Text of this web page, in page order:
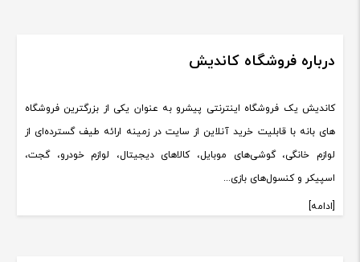
درباره فروشگاه کاندیش
کاندیش یک فروشگاه اینترنتی پیشرو به عنوان یکی از بزرگترین فروشگاه
های بانه با قابلیت خرید آنلاین از سایت در زمینه ارائه طیف گسترده‌ای از
لوازم خانگی، گوشی‌های موبایل، کالاهای دیجیتال، لوازم خودرو، گجت،
اسپیکر و کنسول‌های بازی...
[ادامه]